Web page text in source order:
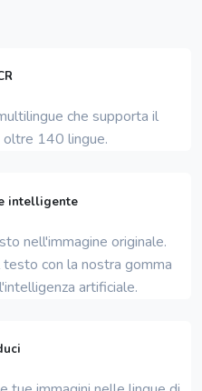
che supporta il
oltre 140 lingue.
intelligente
nell'immagine originale.
con la nostra gomma
artificiale.